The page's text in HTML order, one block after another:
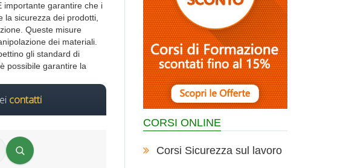
importante garantire che i
sicurezza dei prodotti,
Queste misure
dei materiali.
gli standard di
possibile garantire la
contatti
CORSI ONLINE
Corsi Sicurezza sul lavoro